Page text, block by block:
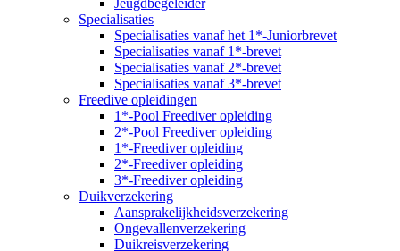
Jeugdbegeleider
Specialisaties
Specialisaties vanaf het 1*-Juniorbrevet
Specialisaties vanaf 1*-brevet
Specialisaties vanaf 2*-brevet
Specialisaties vanaf 3*-brevet
Freedive opleidingen
1*-Pool Freediver opleiding
2*-Pool Freediver opleiding
1*-Freediver opleiding
2*-Freediver opleiding
3*-Freediver opleiding
Duikverzekering
Aansprakelijkheidsverzekering
Ongevallenverzekering
Duikreisverzekering